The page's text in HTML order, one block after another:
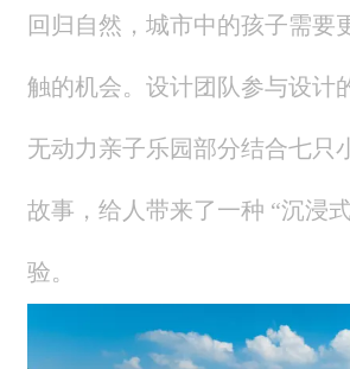
回归自然，城市中的孩子需要
触的机会。设计团队参与设计
无动力亲子乐园部分结合七只
故事，给人带来了一种 “沉浸
验。